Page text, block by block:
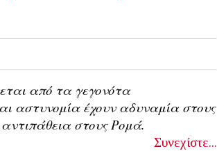
από τα γεγονότα
αστυνομία έχουν αδυναμία στους
αντιπάθεια στους Ρομά.
Συνεχίστε...